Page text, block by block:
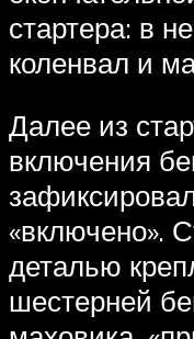
стартера: в
коленвал и
Далее из
включения
«включено».
деталью
шестерней